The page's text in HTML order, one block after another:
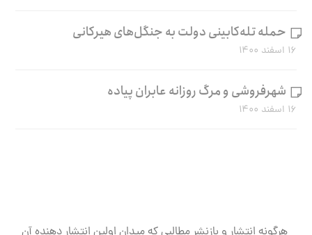
حمله تله‌کابینی دولت به جنگل‌های هیرکانی
۱۶ اسفند ۱۴۰۰
شهرفروشی و مرگ روزانه عابران پیاده
۱۶ اسفند ۱۴۰۰